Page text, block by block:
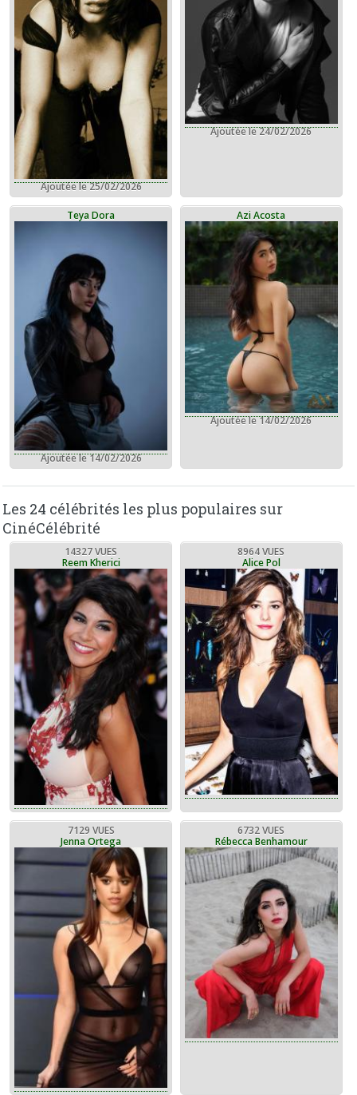
Ajoutée le 25/02/2026
Ajoutée le 24/02/2026
Teya Dora
Ajoutée le 14/02/2026
Azi Acosta
Ajoutée le 14/02/2026
Les 24 célébrités les plus populaires sur
CinéCélébrité
14327 VUES
Reem Kherici
8964 VUES
Alice Pol
7129 VUES
Jenna Ortega
6732 VUES
Rébecca Benhamour